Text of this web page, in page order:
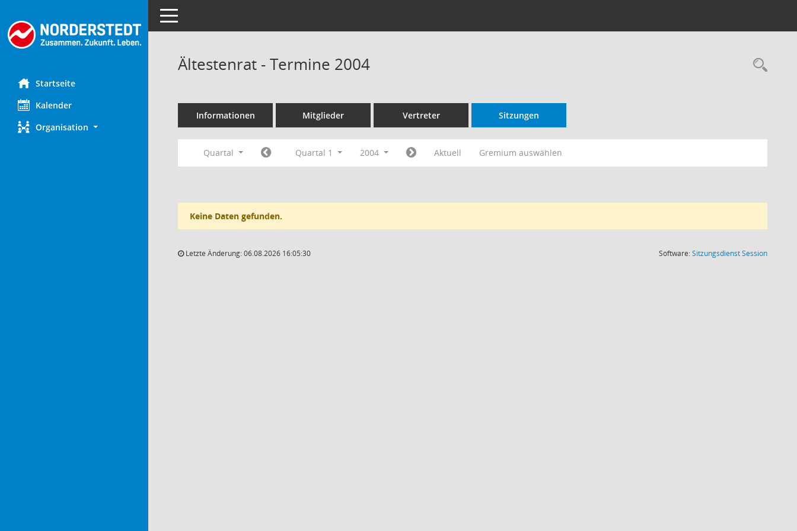
Startseite
Kalender
Organisation
Toggle navigation
Ältestenrat - Termine 2004
Informationen Mitglieder Vertreter Sitzungen
Quartal Quartal 1 2004 Aktuell Gremium auswählen
Keine Daten gefunden.
Letzte Änderung: 06.08.2026 16:05:30 Software:SitzungsdienstSession(Wird in